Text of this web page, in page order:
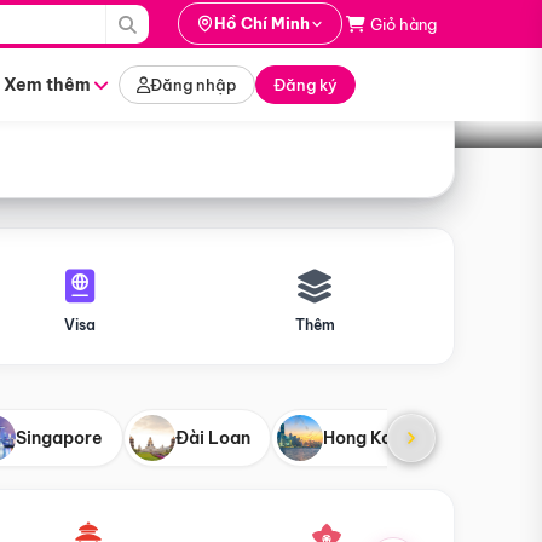
Hồ Chí Minh Giỏ hàng
Xem thêm Đăng nhập Đăng ký
Tìm tour
Visa Thêm
Singapore Đài Loan Hong Kong